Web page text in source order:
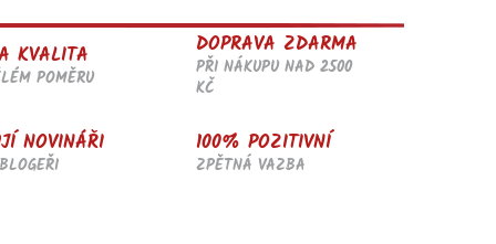
KVALITA
POMĚRU
DOPRAVA ZDARMA
PŘI NÁKUPU NAD 2500
KČ
NOVINÁŘI 100% POZITIVNÍ
ZPĚTNÁ VAZBA